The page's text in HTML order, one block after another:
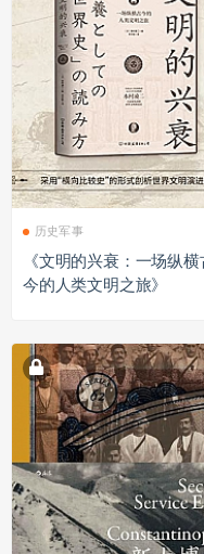
历史军事
《文明的兴衰：一场纵横
今的人类文明之旅》